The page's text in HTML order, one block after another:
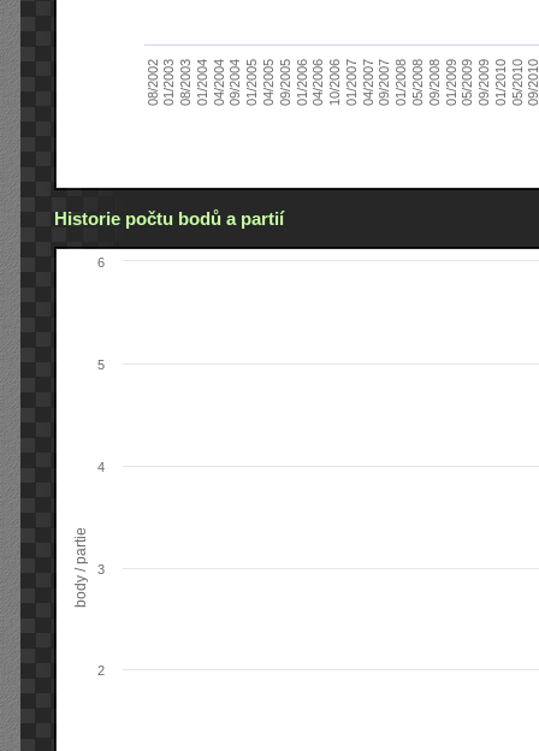
08/200201/200308/200301/200404/200409/200401/200504/200509/200501/200604/200610/200601/200704/200709/200701/200805/200809/200801/200905/200909/200901/201005/201009/
Historie počtu bodů a partií
body / partie
2
3
4
5
6